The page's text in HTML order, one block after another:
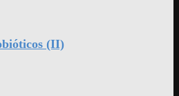
(II)